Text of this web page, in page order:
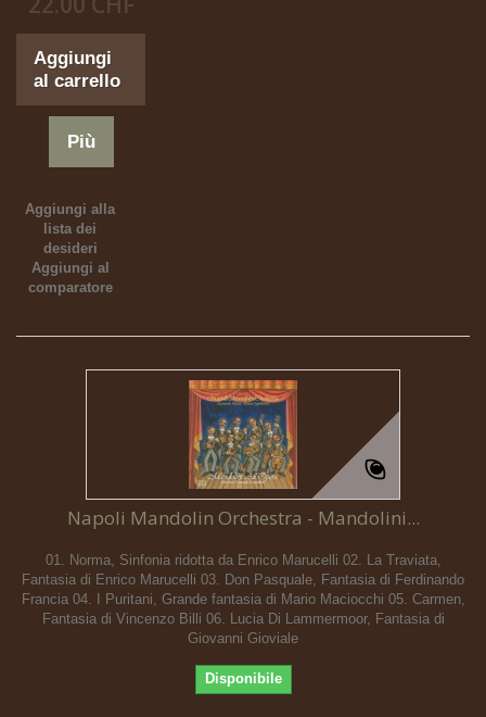
Aggiungi
al carrello
Più
Aggiungi alla
lista dei
desideri
Aggiungi al
comparatore
Napoli Mandolin Orchestra - Mandolini...
01. Norma, Sinfonia ridotta da Enrico Marucelli 02. La Traviata,
Fantasia di Enrico Marucelli 03. Don Pasquale, Fantasia di Ferdinando
Francia 04. I Puritani, Grande fantasia di Mario Maciocchi 05. Carmen,
Fantasia di Vincenzo Billi 06. Lucia Di Lammermoor, Fantasia di
Giovanni Gioviale
Disponibile